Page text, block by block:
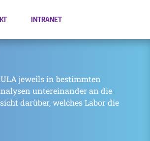
INTRANET
jeweils in bestimmten
untereinander an die
darüber, welches Labor die